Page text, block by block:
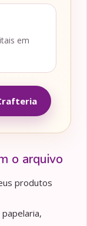
em
o arquivo
produtos